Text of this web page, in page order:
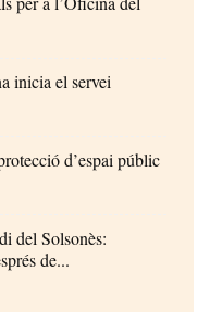
inicia el servei
d’espai públic
del Solsonès:
de...